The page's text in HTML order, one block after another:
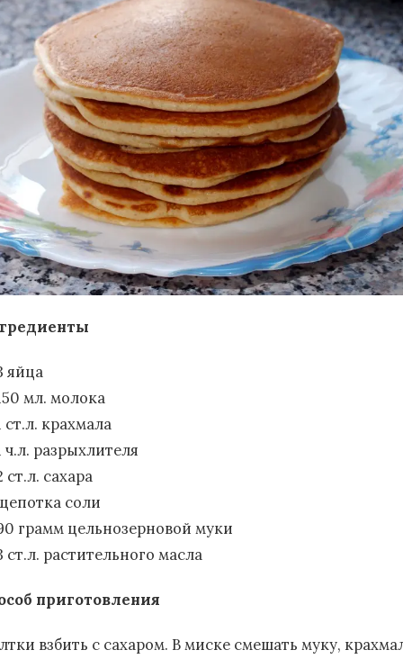
яйца
мл. молока
ст.л. крахмала
ч.л. разрыхлителя
ст.л. сахара
соли
грамм цельнозерновой муки
ст.л. растительного масла
приготовления
взбить с сахаром. В миске смешать муку,